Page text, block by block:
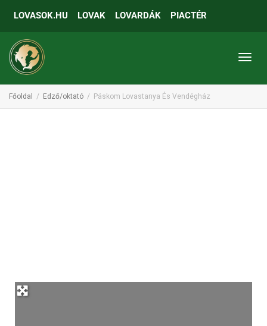
LOVASOK.HU LOVAK LOVARDÁK PIACTÉR
Főoldal Edző/oktató Páskom Lovastanya És Vendégház